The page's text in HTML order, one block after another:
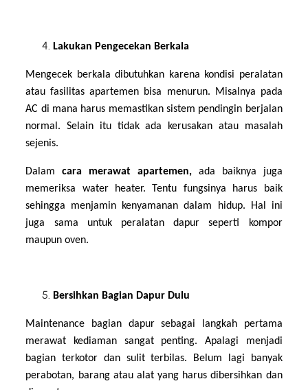
Lakukan Pengecekan Berkala
Mengecek berkala dibutuhkan karena kondisi peralatan
atau fasilitas apartemen bisa menurun. Misalnya pada
AC di mana harus memastikan sistem pendingin berjalan
normal. Selain itu tidak ada kerusakan atau masalah
sejenis.
Dalamcara merawat apartemen, ada baiknya juga
memeriksa water heater. Tentu fungsinya harus baik
sehingga menjamin kenyamanan dalam hidup. Hal ini
juga sama untuk peralatan dapur seperti kompor
maupun oven.
Bersihkan Bagian Dapur Dulu
Maintenance bagian dapur sebagai langkah pertama
merawat kediaman sangat penting. Apalagi menjadi
bagian terkotor dan sulit terbilas. Belum lagi banyak
perabotan, barang atau alat yang harus dibersihkan dan